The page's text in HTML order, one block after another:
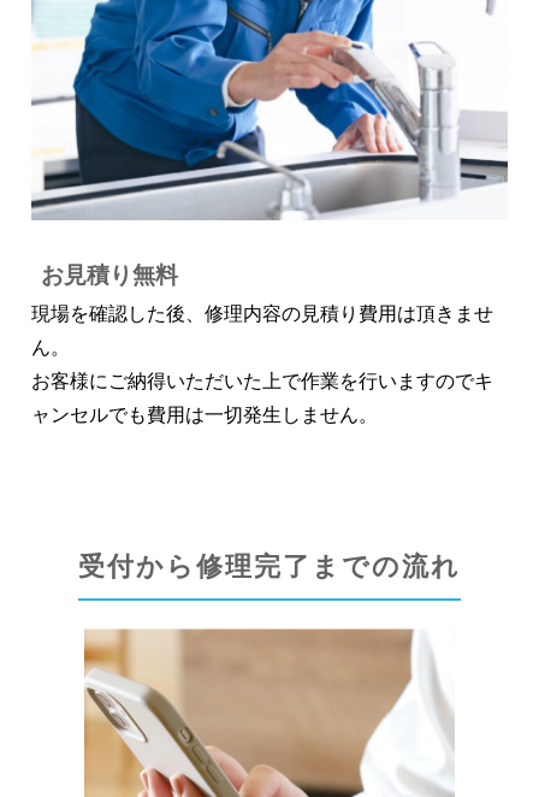
お見積り無料
現場を確認した後、修理内容の見積り費用は頂きませ
ん。
お客様にご納得いただいた上で作業を行いますのでキ
ャンセルでも費用は一切発生しません。
受付から修理完了までの流れ